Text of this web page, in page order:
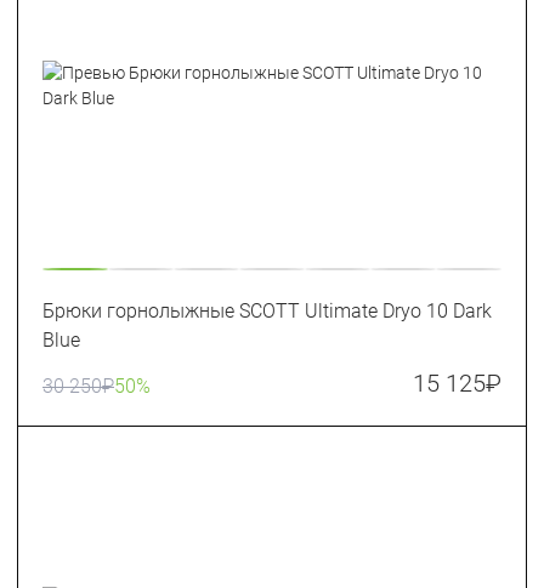
Брюки горнолыжные SCOTT Ultimate Dryo 10 Dark
Blue
30 250₽50% 15 125₽